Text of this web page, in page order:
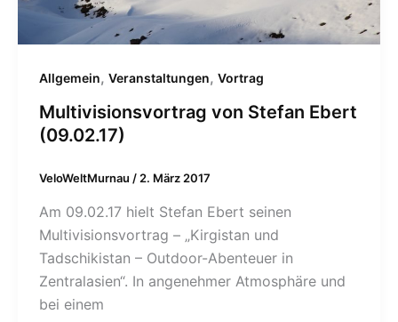
Allgemein, Veranstaltungen, Vortrag
Multivisionsvortrag von Stefan Ebert
(09.02.17)
VeloWeltMurnau / 2. März 2017
Am 09.02.17 hielt Stefan Ebert seinen
Multivisionsvortrag – „Kirgistan und
Tadschikistan – Outdoor-Abenteuer in
Zentralasien“. In angenehmer Atmosphäre und
bei einem